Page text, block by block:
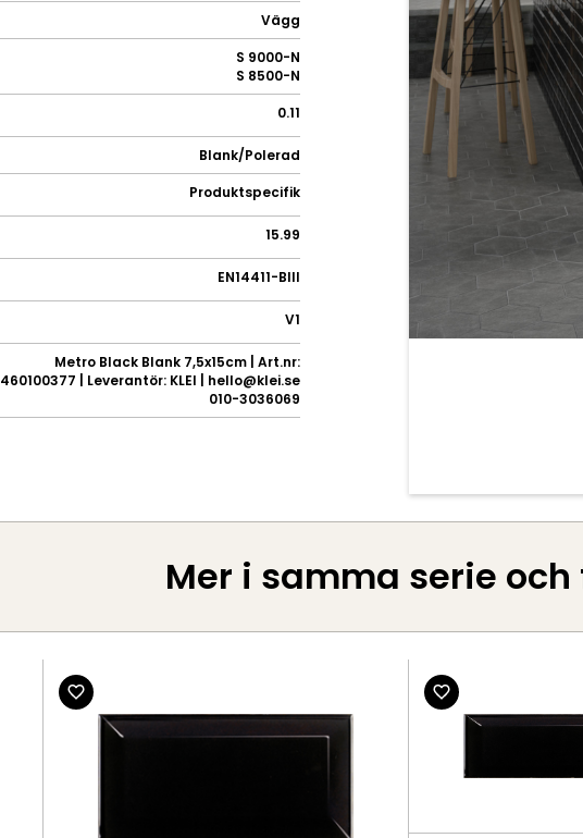
Vägg
S 9000-N
S 8500-N
0.11
Blank/Polerad
Produktspecifik
15.99
EN14411-BIII
V1
Metro Black Blank 7,5x15cm | Art.nr:
460100377 | Leverantör: KLEI | hello@klei.se
010-3036069
Mer i samma serie och